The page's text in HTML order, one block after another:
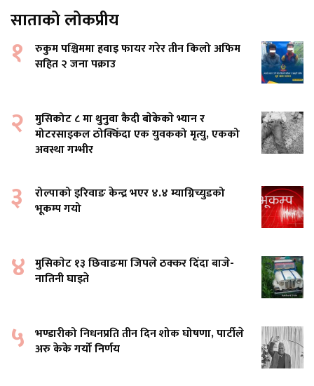
साताको लोकप्रीय
१
रुकुम पश्चिममा हवाइ फायर गरेर तीन किलो अफिम
सहित २ जना पक्राउ
२
मुसिकोट ८ मा थुनुवा कैदी बाेकेकाे भ्यान र
मोटरसाइकल ठोक्किँदा एक युवकको मृत्यु, एकको
अवस्था गम्भीर
३
रोल्पाको इरिवाङ केन्द्र भएर ४.४ म्याग्निच्युडको
भूकम्प गयो
४ मुसिकाेट १३ छिवाङमा जिपले ठक्कर दिँदा बाजे-
नातिनी घाइते
५ भण्डारीको निधनप्रति तीन दिन शोक घोषणा, पार्टीले
अरु केके गर्यो निर्णय